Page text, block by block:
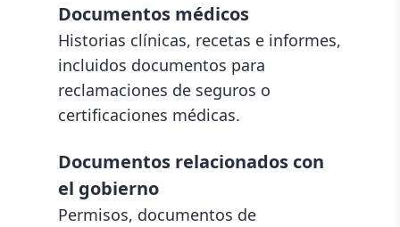
Documentos médicos
Historias clínicas, recetas e informes,
incluidos documentos para
reclamaciones de seguros o
certificaciones médicas.
Documentos relacionados con
el gobierno
Permisos, documentos de